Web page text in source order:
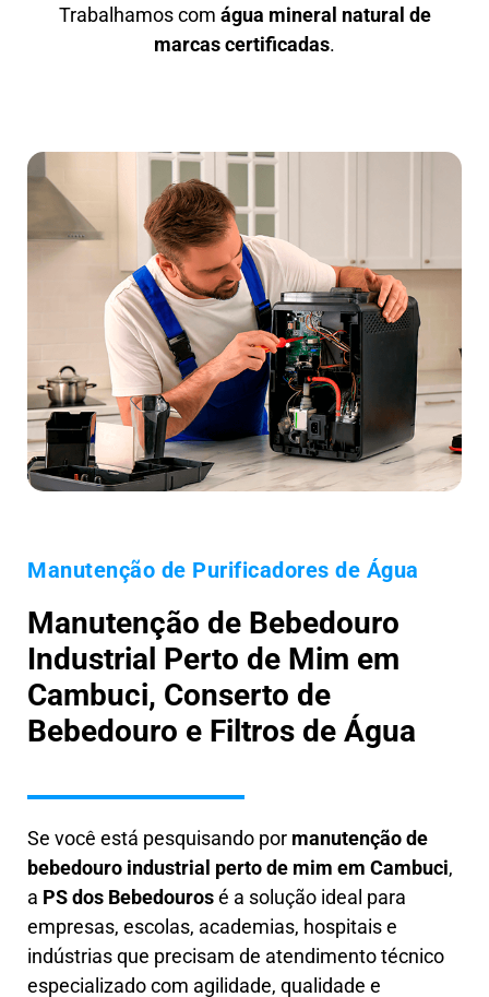
Trabalhamos com água mineral natural de
marcas certificadas.
Manutenção de Purificadores de Água
Manutenção de Bebedouro
Industrial Perto de Mim em
Cambuci, Conserto de
Bebedouro e Filtros de Água
Se você está pesquisando por manutenção de
bebedouro industrial perto de mim em Cambuci,
a PS dos Bebedourosé a solução ideal para
empresas, escolas, academias, hospitais e
indústrias que precisam de atendimento técnico
especializado com agilidade, qualidade e